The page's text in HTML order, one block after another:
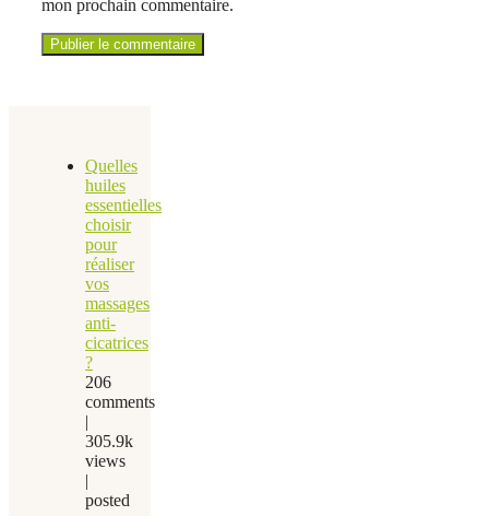
mon prochain commentaire.
Quelles
huiles
essentielles
choisir
pour
réaliser
vos
massages
anti-
cicatrices
?
206
comments
|
305.9k
views
|
posted